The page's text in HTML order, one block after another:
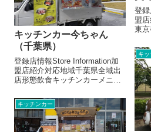
登
盟
東
販
500
ボ
華
キッチンカー今ちゃん
（千葉県）
登録店情報Store Information加
盟店紹介対応地域千葉県全域出
店形態飲食キッチンカーメニュ
風うどん明太子 ¥800カルボナ
ーラ風うどんベーコン ¥800元
祖カルボナーラ風うどん ¥600
ミートソース...
キ
キッチンカー